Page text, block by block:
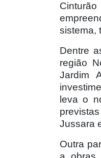
sistema,
Dentre
região
Jardim
leva o
Jussara
Outra